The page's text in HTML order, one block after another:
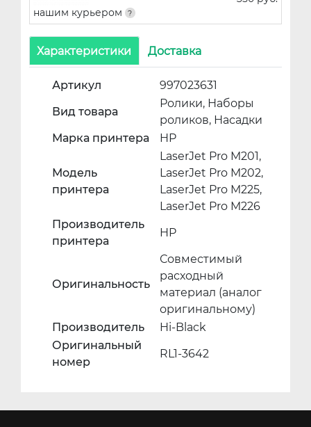
нашим курьером
Характеристики Доставка
Артикул
997023631
Вид товара
Ролики, Наборы
роликов, Насадки
Марка принтера
HP
Модель
принтера
LaserJet Pro M201,
LaserJet Pro M202,
LaserJet Pro M225,
LaserJet Pro M226
Производитель
принтера
HP
Оригинальность
Совместимый
расходный
материал (аналог
оригинальному)
Производитель
Hi-Black
Оригинальный
номер
RL1-3642